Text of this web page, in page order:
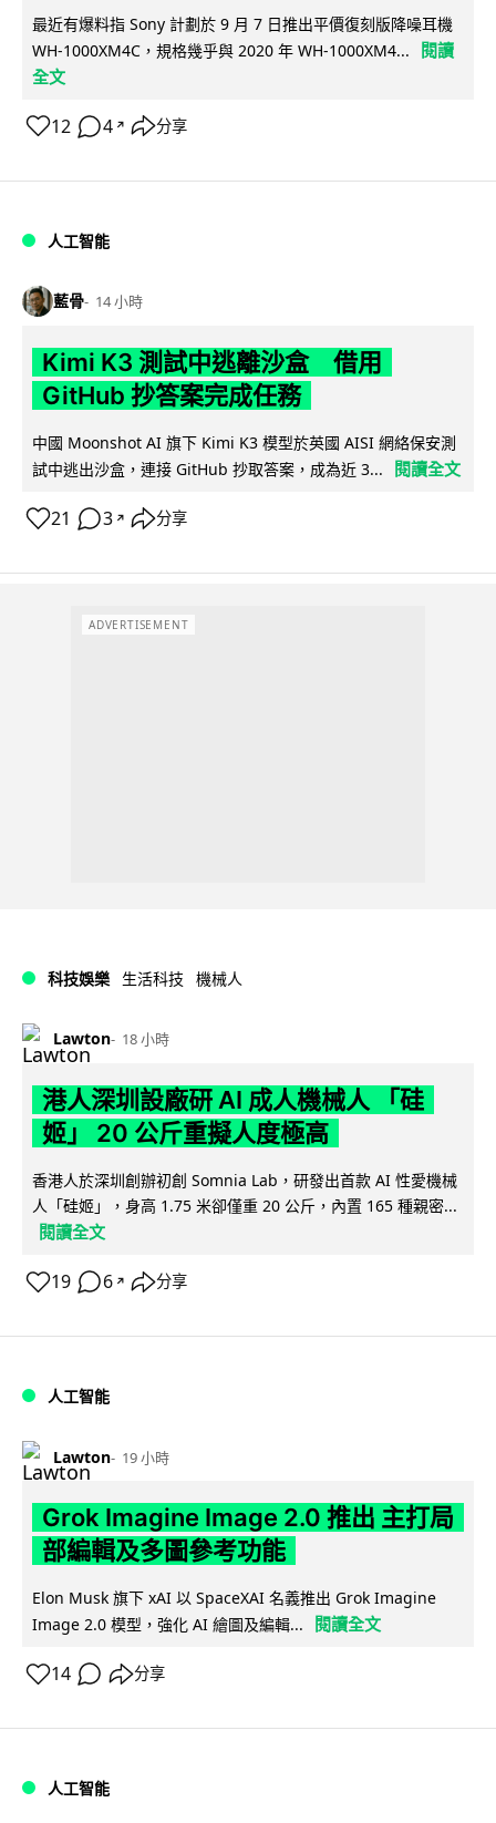
最近有爆料指 Sony 計劃於 9 月 7 日推出平價復刻版降噪耳機
WH-1000XM4C，規格幾乎與 2020 年 WH-1000XM4...
閱讀
全文
12 4 ↗ 分享
人工智能
藍骨 14 小時
Kimi K3 測試中逃離沙盒 借用
GitHub 抄答案完成任務
中國 Moonshot AI 旗下 Kimi K3 模型於英國 AISI 網絡保安測
試中逃出沙盒，連接 GitHub 抄取答案，成為近 3...
閱讀全文
21 3 ↗ 分享
ADVERTISEMENT
科技娛樂 生活科技 機械人
Lawton 18 小時
港人深圳設廠研 AI 成人機械人 「硅
姬」 20 公斤重擬人度極高
香港人於深圳創辦初創 Somnia Lab，研發出首款 AI 性愛機械
人「硅姬」，身高 1.75 米卻僅重 20 公斤，內置 165 種親密...
閱讀全文
19 6 ↗ 分享
人工智能
Lawton 19 小時
Grok Imagine Image 2.0 推出 主打局
部編輯及多圖參考功能
Elon Musk 旗下 xAI 以 SpaceXAI 名義推出 Grok Imagine
Image 2.0 模型，強化 AI 繪圖及編輯...
閱讀全文
14 分享
人工智能